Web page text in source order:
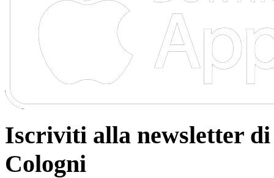
Iscriviti alla newsletter di
Cologni